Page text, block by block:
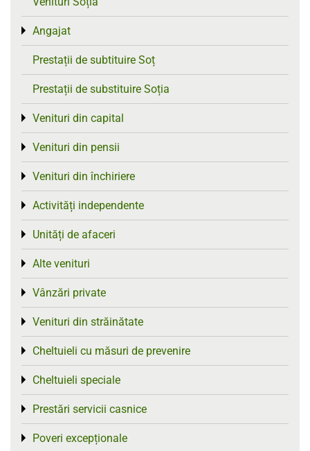
Angajat
Toggle menu
Prestații de subtituire Soț
Prestații de substituire Soția
Venituri din capital
Toggle menu
Venituri din pensii
Toggle menu
Venituri din închiriere
Toggle menu
Activități independente
Toggle menu
Unități de afaceri
Toggle menu
Alte venituri
Toggle menu
Vânzări private
Toggle menu
Venituri din străinătate
Toggle menu
Cheltuieli cu măsuri de prevenire
Toggle menu
Cheltuieli speciale
Toggle menu
Prestări servicii casnice
Toggle menu
Poveri excepționale
Toggle menu